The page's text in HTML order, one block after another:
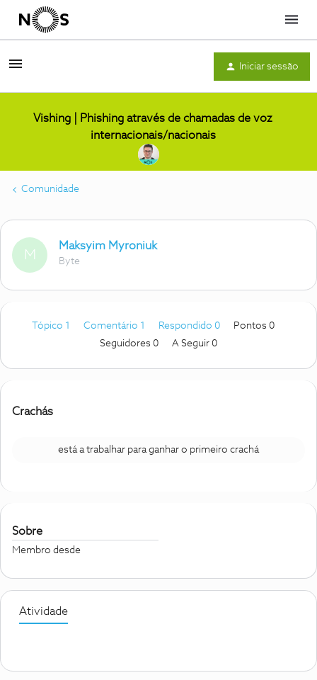
Menu
Iniciar sessão
Vishing | Phishing através de chamadas de voz
internacionais/nacionais
Comunidade
M
Maksyim Myroniuk
Byte
Tópico 1 Comentário 1 Respondido 0
Pontos 0
Seguidores 0 A Seguir 0
Crachás
está a trabalhar para ganhar o primeiro crachá
Sobre
Membro desde
Atividade